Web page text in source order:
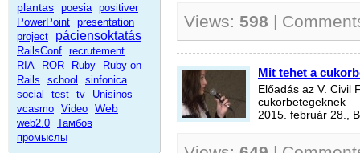
plantas poesia positiver
PowerPoint presentation
project
páciensoktatás
RailsConf recrutement
RIA
ROR Ruby
Ruby on
Rails
school
sinfonica
social
test tv
Unisinos
vcasmo Video Web
web2.0 Тамбов
промыслы
Views: 598 |
Mit tehet a
Előadás az V. Civil
cukorbetegeknek
2015. február 28.,